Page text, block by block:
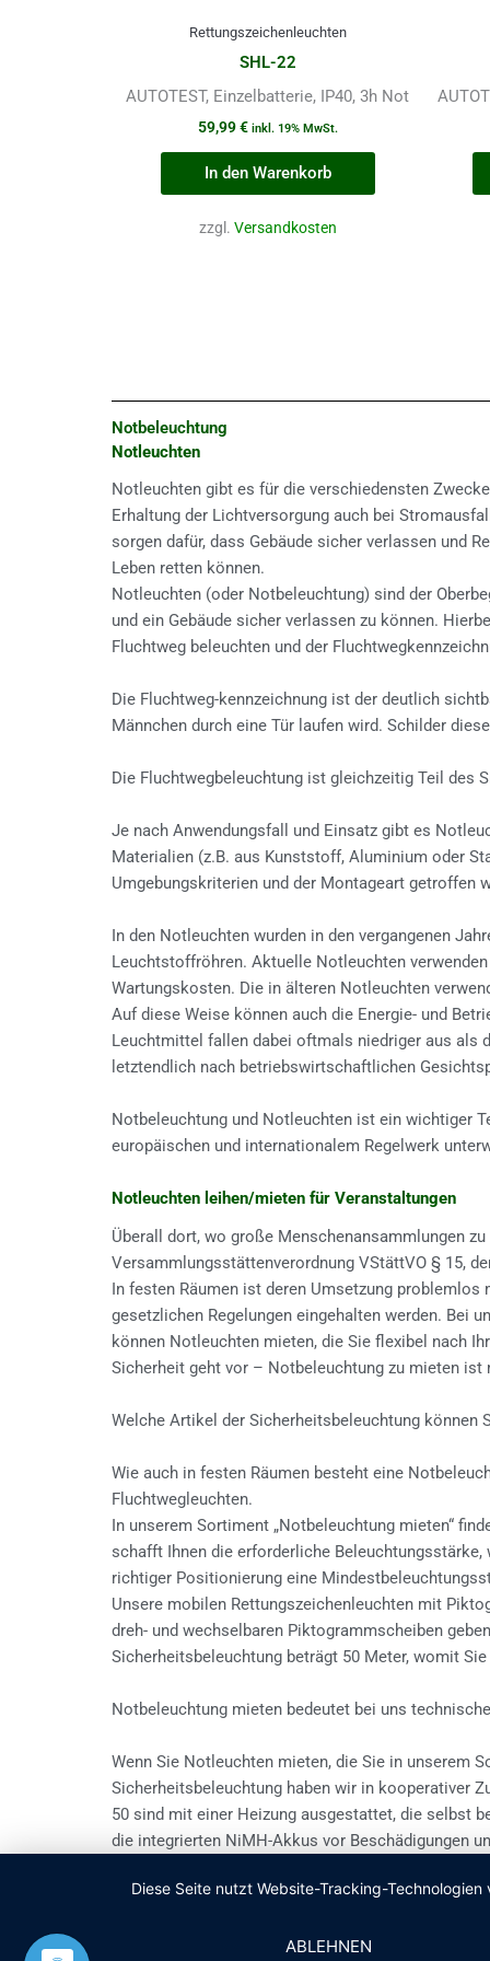
Rettungszeichenleuchten
SHL-22
AUTOTEST, Einzelbatterie, IP40, 3h Not
59,99€ inkl. 19% MwSt.
In den Warenkorb
zzgl. Versandkosten
Notbeleuchtung
Notleuchten
Notleuchten gibt es für die verschiedensten
Erhaltung der Lichtversorgung auch bei
sorgen dafür, dass Gebäude sicher verlassen und
Leben retten können.
Notleuchten (oder Notbeleuchtung) sind der
und ein Gebäude sicher verlassen zu können.
Fluchtweg beleuchten und der
Die Fluchtweg-kennzeichnung ist der deutlich
Männchen durch eine Tür laufen wird. Schilder
Die Fluchtwegbeleuchtung ist gleichzeitig Teil des
Je nach Anwendungsfall und Einsatz gibt es
Materialien (z.B. aus Kunststoff, Aluminium oder
Umgebungskriterien und der Montageart getroffen
In den Notleuchten wurden in den vergangenen
Leuchtstoffröhren. Aktuelle Notleuchten
Wartungskosten. Die in älteren Notleuchten
Auf diese Weise können auch die Energie- und
Leuchtmittel fallen dabei oftmals niedriger aus als
letztendlich nach betriebswirtschaftlichen
Notbeleuchtung und Notleuchten ist ein wichtiger
europäischen und internationalem Regelwerk
Notleuchten leihen/mieten für Veranstaltungen
Überall dort, wo große Menschenansammlungen
Versammlungsstättenverordnung VStättVO § 15,
In festen Räumen ist deren Umsetzung
gesetzlichen Regelungen eingehalten werden. Bei
können Notleuchten mieten, die Sie flexibel nach
Sicherheit geht vor – Notbeleuchtung zu mieten
Welche Artikel der Sicherheitsbeleuchtung können
Wie auch in festen Räumen besteht eine
Fluchtwegleuchten.
In unserem Sortiment „Notbeleuchtung mieten“
schafft Ihnen die erforderliche
richtiger Positionierung eine
Unsere mobilen Rettungszeichenleuchten mit
dreh- und wechselbaren Piktogrammscheiben
Sicherheitsbeleuchtung beträgt 50 Meter, womit
Notbeleuchtung mieten bedeutet bei uns
Wenn Sie Notleuchten mieten, die Sie in unserem
Sicherheitsbeleuchtung haben wir in kooperativer
50 sind mit einer Heizung ausgestattet, die selbst
die integrierten NiMH-Akkus vor Beschädigungen
Notbeleuchtung mieten, die ebenfalls über drei
Netzsteckern ausgestattet, die sich nicht aus der
Diese Seite nutzt Website-Tracking-
ABLEHNEN